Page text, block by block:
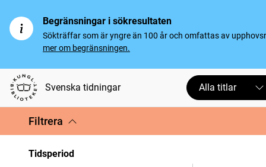
Begränsningar i sökresultaten
Sökträffar som är yngre än 100 år och omfattas av
mer om begränsningen.
Svenska tidningar Alla titlar
Filtrera
Tidsperiod